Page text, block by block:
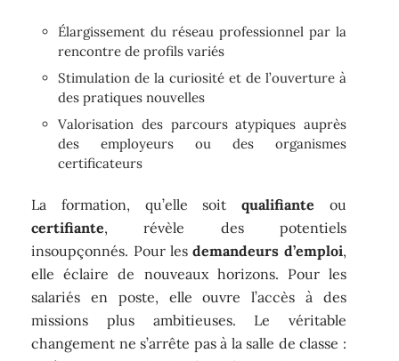
Élargissement du réseau professionnel par la
rencontre de profils variés
Stimulation de la curiosité et de l’ouverture à
des pratiques nouvelles
Valorisation des parcours atypiques auprès
des employeurs ou des organismes
certificateurs
La formation, qu’elle soit qualifiante ou
certifiante, révèle des potentiels
insoupçonnés. Pour lesdemandeurs d’emploi,
elle éclaire de nouveaux horizons. Pour les
salariés en poste, elle ouvre l’accès à des
missions plus ambitieuses. Le véritable
changement ne s’arrête pas à la salle de classe :